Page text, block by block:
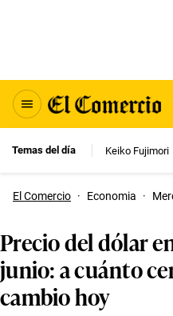
Temas del día Keiko Fujimori
El Comercio · Economia ·
Precio del dólar
junio: a cuánto
cambio hoy